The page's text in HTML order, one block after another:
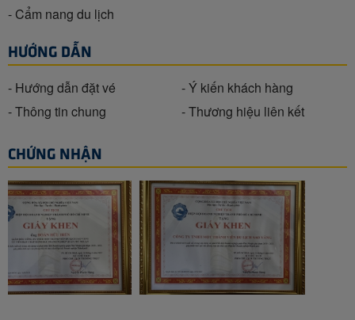
- Cẩm nang du lịch
HƯỚNG DẪN
- Hướng dẫn đặt vé
- Ý kiến khách hàng
- Thông tin chung
- Thương hiệu liên kết
CHỨNG NHẬN